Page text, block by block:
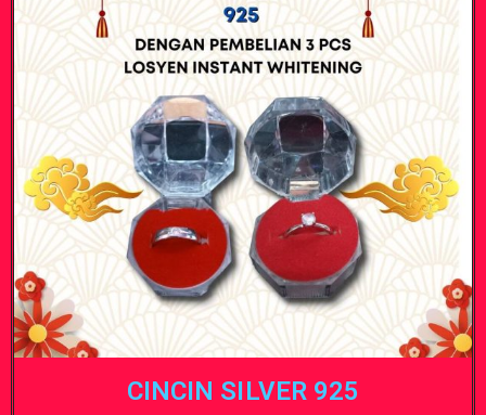
CINCIN SILVER 925